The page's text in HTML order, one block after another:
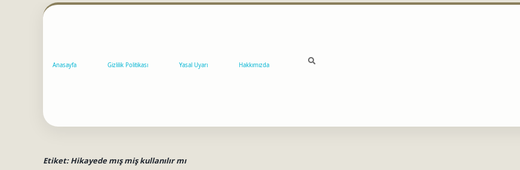
Anasayfa Gizlilik Politikası Yasal Uyarı Hakkımızda
Etiket:Hikayede mış miş kullanılır mı